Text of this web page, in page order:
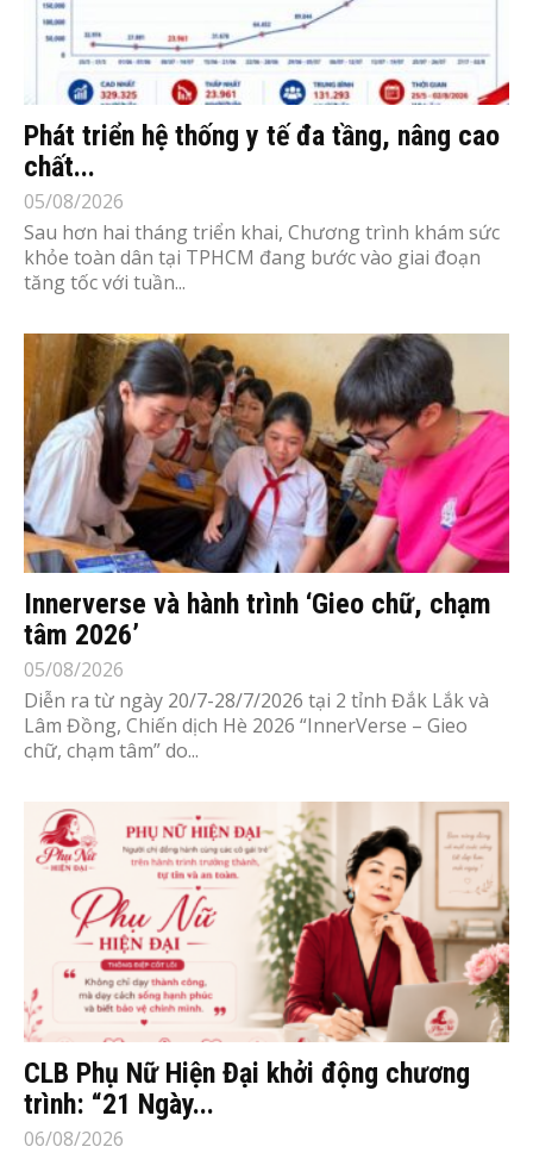
Phát triển hệ thống y tế đa tầng, nâng cao
chất...
05/08/2026
Sau hơn hai tháng triển khai, Chương trình khám sức
khỏe toàn dân tại TPHCM đang bước vào giai đoạn
tăng tốc với tuần...
Innerverse và hành trình ‘Gieo chữ, chạm
tâm 2026’
05/08/2026
Diễn ra từ ngày 20/7-28/7/2026 tại 2 tỉnh Đắk Lắk và
Lâm Đồng, Chiến dịch Hè 2026 “InnerVerse – Gieo
chữ, chạm tâm” do...
CLB Phụ Nữ Hiện Đại khởi động chương
trình: “21 Ngày...
06/08/2026